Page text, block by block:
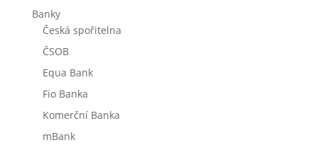
Banky
Česká spořitelna
ČSOB
Equa Bank
Fio Banka
Komerční Banka
mBank